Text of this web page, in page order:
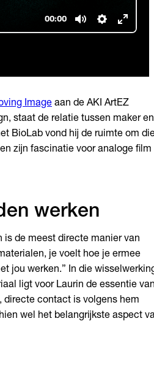
Image aan de AKI ArtEZ
staat de relatie tussen maker en
BioLab vond hij de ruimte om
zijn fascinatie voor analoge film
werken
is de meest directe manier van
je voelt hoe je ermee
jou werken.” In die
ligt voor Laurin de essentie
directe contact is volgens hem
wel het belangrijkste aspect